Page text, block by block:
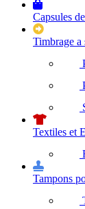
Capsules
Timbrage a
Textiles et
Tampons